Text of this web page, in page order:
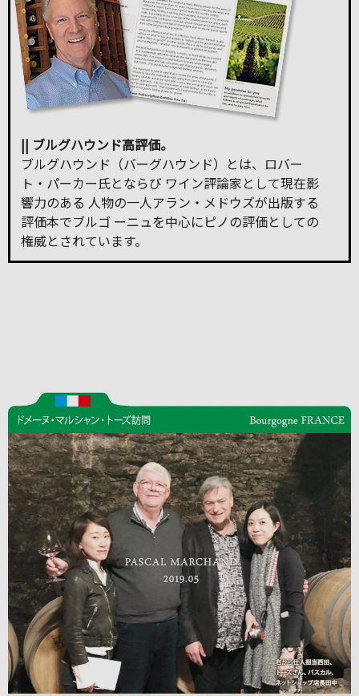
|| ブルグハウンド高評価。
ブルグハウンド（バーグハウンド）とは、ロバー
ト・パーカー氏とならび ワイン評論家として現在影
響力のある 人物の一人アラン・メドウズが出版する
評価本でブルゴ ーニュを中心にピノの評価としての
権威とされています。